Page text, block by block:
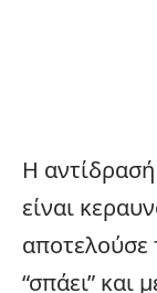
Η
είναι
αποτελούσε
“σπάει” και